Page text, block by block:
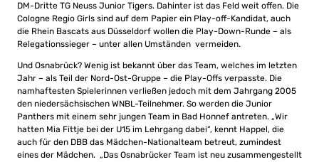
DM-Dritte TG Neuss Junior Tigers. Dahinter ist das Feld weit offen. Die
Cologne Regio Girls sind auf dem Papier ein Play-off-Kandidat, auch
die Rhein Bascats aus Düsseldorf wollen die Play-Down-Runde – als
Relegationssieger – unter allen Umständen vermeiden.
Und Osnabrück? Wenig ist bekannt über das Team, welches im letzten
Jahr – als Teil der Nord-Ost-Gruppe – die Play-Offs verpasste. Die
namhaftesten Spielerinnen verließen jedoch mit dem Jahrgang 2005
den niedersächsischen WNBL-Teilnehmer. So werden die Junior
Panthers mit einem sehr jungen Team in Bad Honnef antreten. „Wir
hatten Mia Fittje bei der U15 im Lehrgang dabei“, kennt Happel, die
auch für den DBB das Mädchen-Nationalteam betreut, zumindest
eines der Mädchen. „Das Osnabrücker Team ist neu zusammengestellt